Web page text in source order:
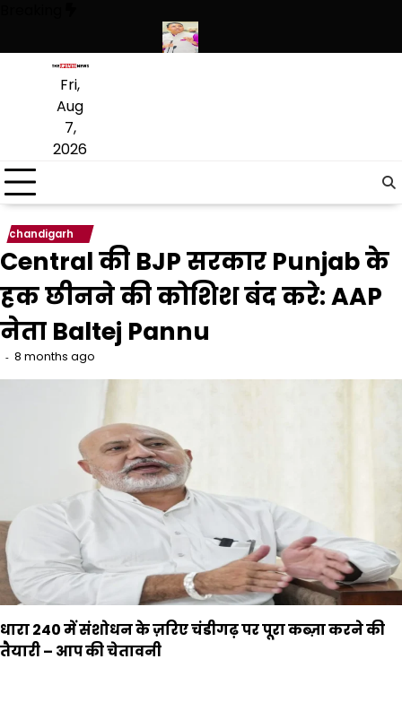
content
Fri,
Aug
7,
2026
chandigarh
Central की BJP सरकार Punjab के
हक छीनने की कोशिश बंद करे: AAP
नेता Baltej Pannu
8 months ago
धारा 240में संशोधन के ज़रिए चंडीगढ़ पर पूरा कब्ज़ा करने की
तैयारी – आप की चेतावनी